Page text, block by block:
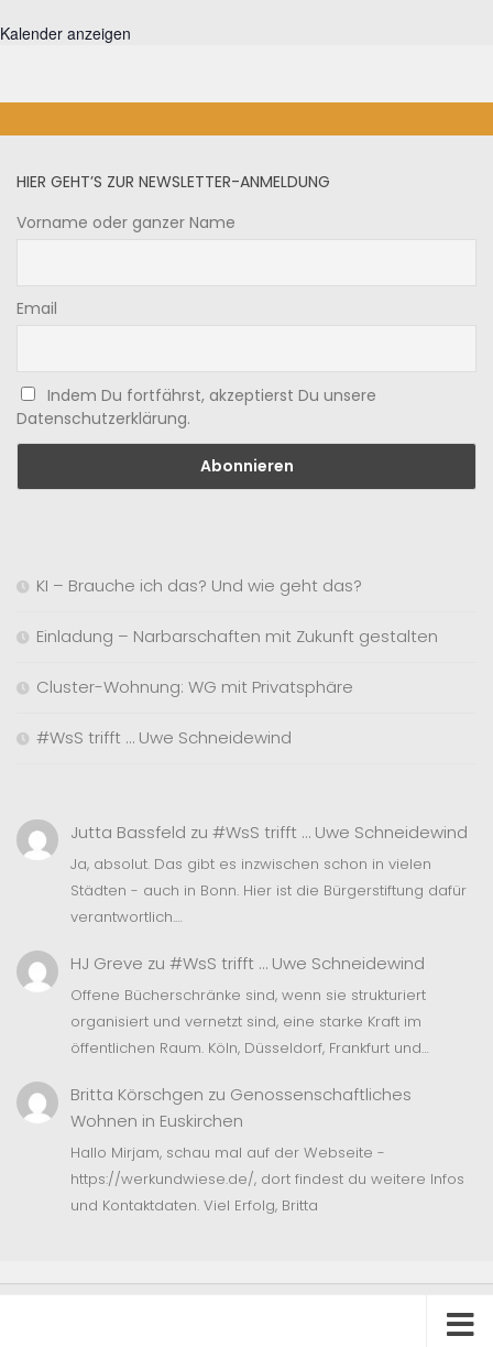
Kalender anzeigen
HIER GEHT’S ZUR NEWSLETTER-ANMELDUNG
Vorname oder ganzer Name
Email
Indem Du fortfährst, akzeptierst Du unsere
Datenschutzerklärung.
KI – Brauche ich das? Und wie geht das?
Einladung – Narbarschaften mit Zukunft gestalten
Cluster-Wohnung: WG mit Privatsphäre
#WsS trifft … Uwe Schneidewind
Jutta Bassfeld zu #WsS trifft … Uwe Schneidewind
Ja, absolut. Das gibt es inzwischen schon in vielen
Städten - auch in Bonn. Hier ist die Bürgerstiftung dafür
verantwortlich.…
HJ Greve zu #WsS trifft … Uwe Schneidewind
Offene Bücherschränke sind, wenn sie strukturiert
organisiert und vernetzt sind, eine starke Kraft im
öffentlichen Raum. Köln, Düsseldorf, Frankfurt und…
Britta Körschgen zu Genossenschaftliches
Wohnen in Euskirchen
Hallo Mirjam, schau mal auf der Webseite -
https://werkundwiese.de/, dort findest du weitere Infos
und Kontaktdaten. Viel Erfolg, Britta